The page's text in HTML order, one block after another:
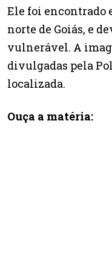
Ele foi encontrado
norte de Goiás, e
vulnerável. A
divulgadas pela
localizada.
Ouça a matéria: